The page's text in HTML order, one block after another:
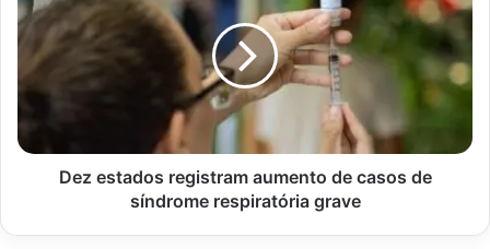
registram
aumento
de
casos
de
respiratória
Dez estados registram aumento de casos de
síndrome respiratória grave